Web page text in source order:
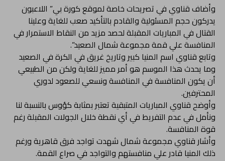
وأضاف قناوي في تصريحات خاصة لموقع كورة بي” اللاعبون
يدركون حجم المسئولية والقادم بالتأكيد صعب للغاية وعلينا
القتال في المباريات المقبلة لحصد مزيد من النقاط الاستمرار في
المنافسة علي قمة مجموعة شمال الصعيد”.
وتابع قناوي اسم المنيا كبير وتاريخ غريق في الكرة في الصعيد
وما يحدث هذا الموسم هو أمر مميز للغاية ولكن من الطبيعي
أن يكون المنافسة في المنافسة ونسعي للصعود لدوري
المحترفين.
وأوضح قناوي المباريات المتبقية تعتبر بمثابة كؤوس بالنسبة لنا
ونأمل في عدم التفريط في أي نقطة خلال الجولات المقبلة رغم
قوة المنافسة.
وأشار قناوي مجموعة شمال شهدت تواجد فرق قاهرية ورغم
ذلك المنيا قادر علي منافستهم والتواجد في صراع القمة.